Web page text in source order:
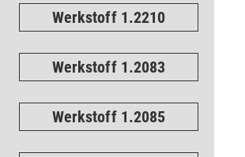
Werkstoff 1.2210
Werkstoff 1.2083
Werkstoff 1.2085